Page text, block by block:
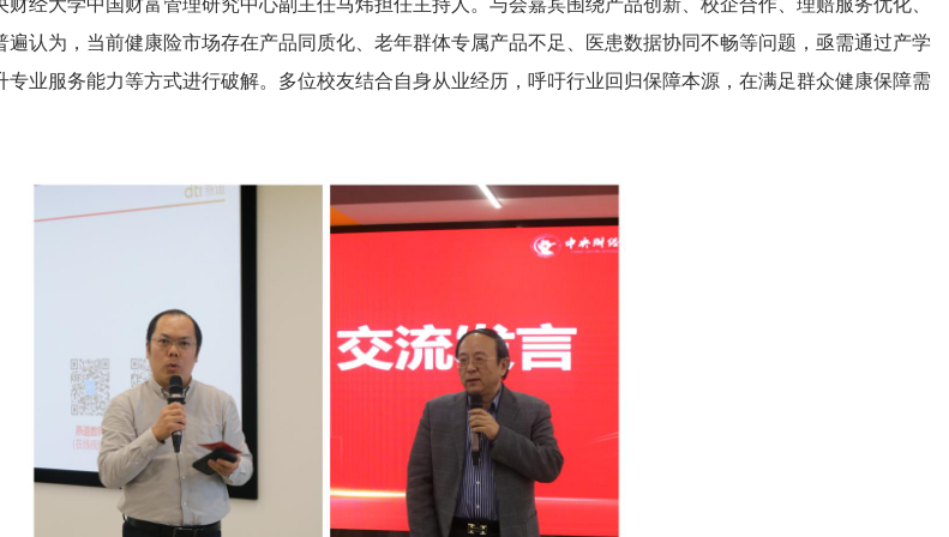
财经大学中国财富管理研究中心副主任马炜担任主持人。与会嘉宾围绕产品创新、校企合作、理赔服务优化、
认为，当前健康险市场存在产品同质化、老年群体专属产品不足、医患数据协同不畅等问题，亟需通过产学
业服务能力等方式进行破解。多位校友结合自身从业经历，呼吁行业回归保障本源，在满足群众健康保障需